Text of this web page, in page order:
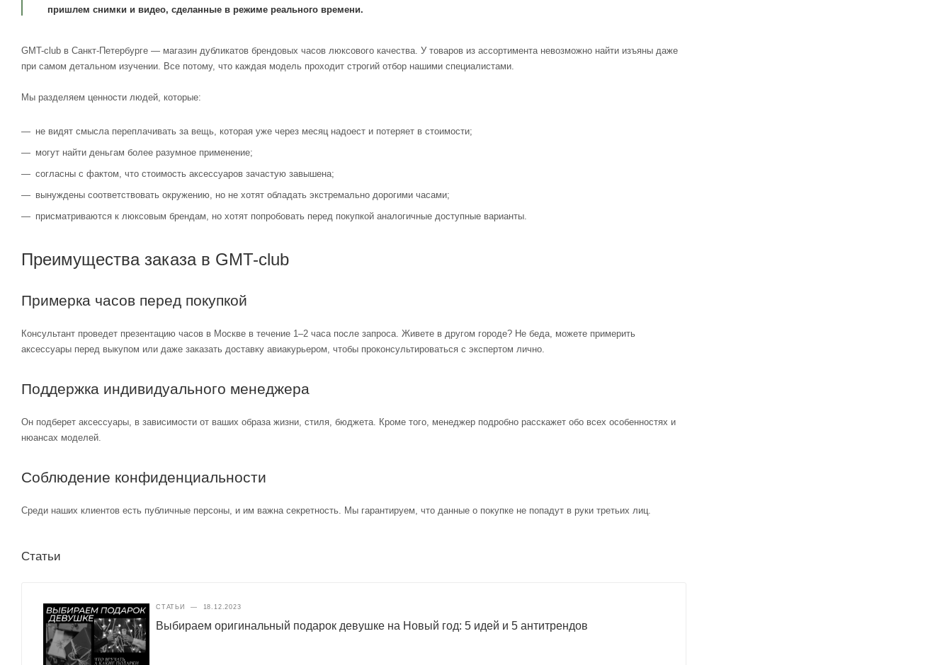
пришлем снимки и видео, сделанные в режиме реального времени.
GMT-club в Санкт-Петербурге — магазин дубликатов брендовых часов люксового качества. У товаров из ассортимента невозможно найти изъяны даже
при самом детальном изучении. Все потому, что каждая модель проходит строгий отбор нашими специалистами.
Мы разделяем ценности людей, которые:
не видят смысла переплачивать за вещь, которая уже через месяц надоест и потеряет в стоимости;
могут найти деньгам более разумное применение;
согласны с фактом, что стоимость аксессуаров зачастую завышена;
вынуждены соответствовать окружению, но не хотят обладать экстремально дорогими часами;
присматриваются к люксовым брендам, но хотят попробовать перед покупкой аналогичные доступные варианты.
Преимущества заказа в GMT-club
Примерка часов перед покупкой
Консультант проведет презентацию часов в Москве в течение 1–2 часа после запроса. Живете в другом городе? Не беда, можете примерить
аксессуары перед выкупом или даже заказать доставку авиакурьером, чтобы проконсультироваться с экспертом лично.
Поддержка индивидуального менеджера
Он подберет аксессуары, в зависимости от ваших образа жизни, стиля, бюджета. Кроме того, менеджер подробно расскажет обо всех особенностях и
нюансах моделей.
Соблюдение конфиденциальности
Среди наших клиентов есть публичные персоны, и им важна секретность. Мы гарантируем, что данные о покупке не попадут в руки третьих лиц.
Статьи
СТАТЬИ — 18.12.2023
Выбираем оригинальный подарок девушке на Новый год: 5 идей и 5 антитрендов